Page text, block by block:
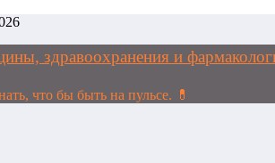
здравоохранения и
что бы быть на пульсе. 💊